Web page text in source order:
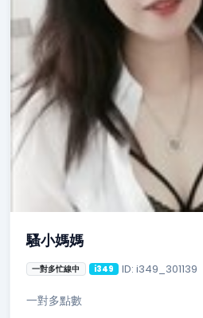
騷小媽媽
一對多忙線中 i349 ID: i349_301139
一對多點數